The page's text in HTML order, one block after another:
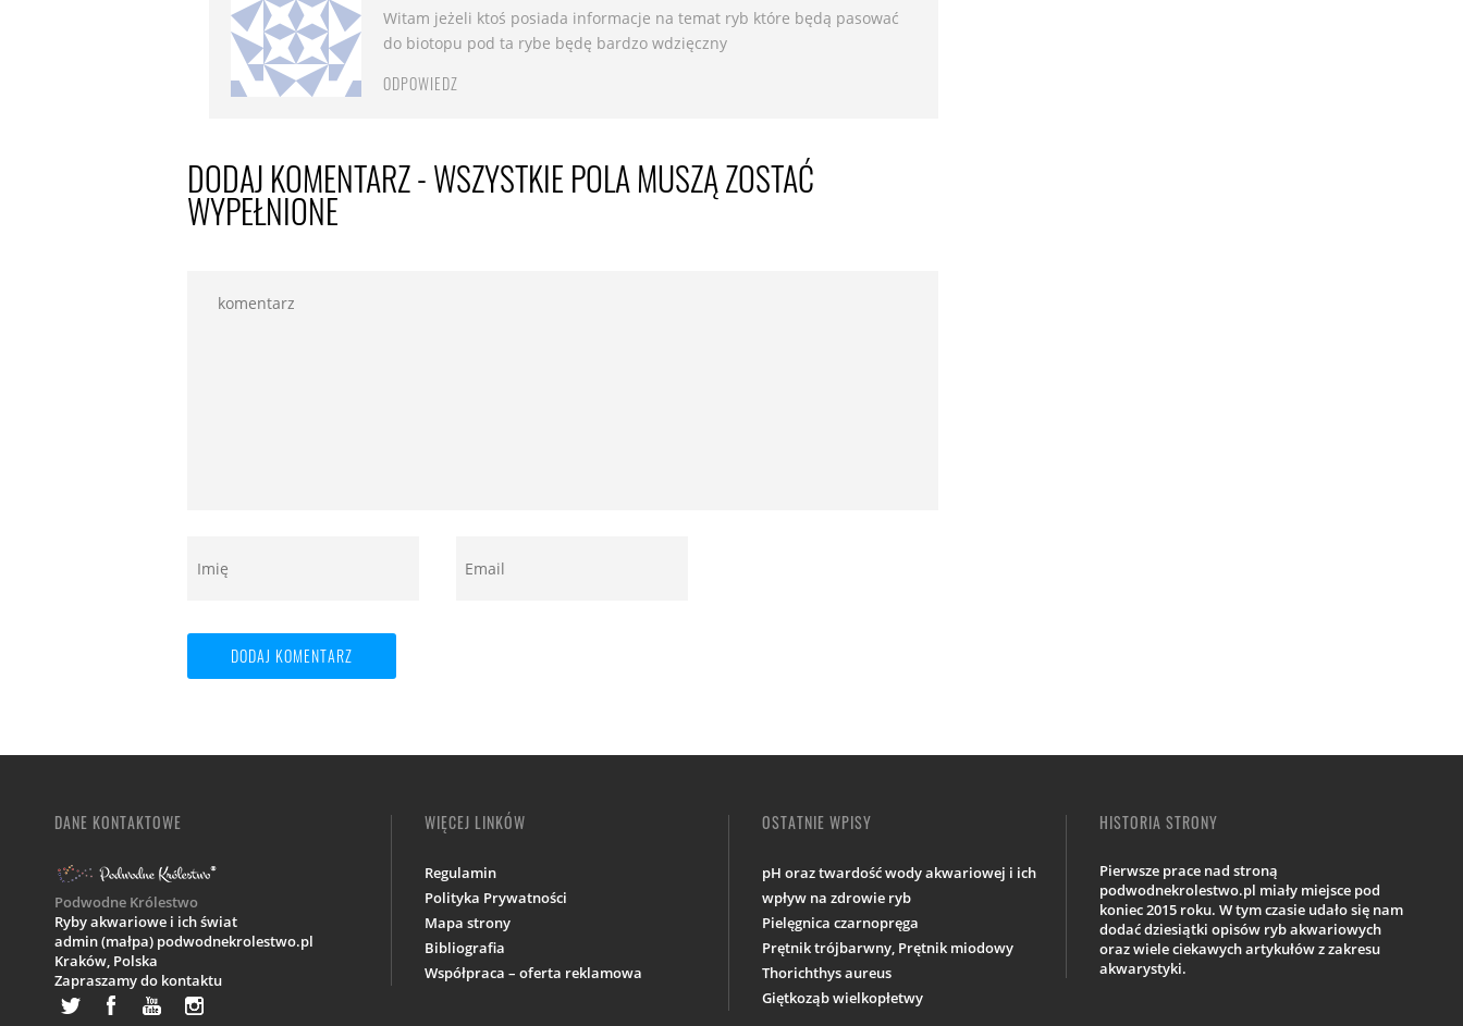
Witam jeżeli ktoś posiada informacje na temat ryb które będą pasować
do biotopu pod ta rybe będę bardzo wdzięczny
ODPOWIEDZ
DODAJ KOMENTARZ - WSZYSTKIE POLA MUSZĄ ZOSTAĆ
WYPEŁNIONE
DANE KONTAKTOWE
Podwodne Królestwo
Ryby akwariowe i ich świat
admin (małpa) podwodnekrolestwo.pl
Kraków, Polska
Zapraszamy do kontaktu
WIĘCEJ LINKÓW
Regulamin
Polityka Prywatności
Mapa strony
Bibliografia
Współpraca – oferta reklamowa
OSTATNIE WPISY
pH oraz twardość wody akwariowej i ich
wpływ na zdrowie ryb
Pielęgnica czarnopręga
Prętnik trójbarwny, Prętnik miodowy
Thorichthys aureus
Giętkoząb wielkopłetwy
HISTORIA STRONY
Pierwsze prace nad stroną
podwodnekrolestwo.pl miały miejsce pod
koniec 2015 roku. W tym czasie udało się nam
dodać dziesiątki opisów ryb akwariowych
oraz wiele ciekawych artykułów z zakresu
akwarystyki.